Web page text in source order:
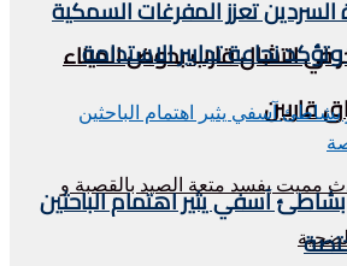
في انتشال قارب بحوض الميناء
قاربين
تعزز المفرغات السمكية
نجاعة تدابير الاستدامة
آسفي يثير اهتمام الباحثين